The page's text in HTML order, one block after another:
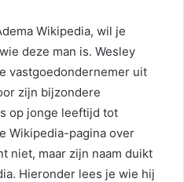
Wikipedia, wil je
deze man is. Wesley
vastgoedondernemer uit
zijn bijzondere
op jonge leeftijd tot
Wikipedia-pagina over
niet, maar zijn naam duikt
Hieronder lees je wie hij